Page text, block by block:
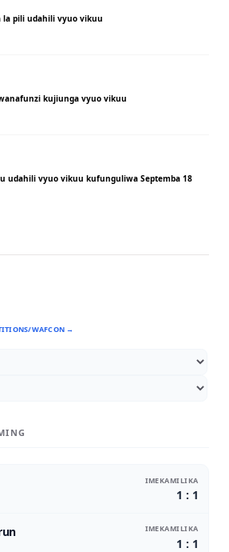
la pili udahili vyuo vikuu
kujiunga vyuo vikuu
udahili vyuo vikuu kufunguliwa Septemba 18
WAFCON →
IMEKAMILIKA
1 : 1
IMEKAMILIKA
1 : 1